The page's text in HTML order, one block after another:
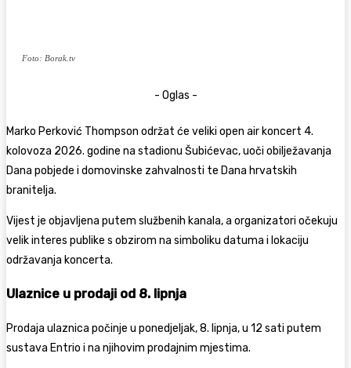
Foto: Borak.tv
- Oglas -
Marko Perković Thompson održat će veliki open air koncert 4.
kolovoza 2026. godine na stadionu Šubićevac, uoči obilježavanja
Dana pobjede i domovinske zahvalnosti te Dana hrvatskih
branitelja.
Vijest je objavljena putem službenih kanala, a organizatori očekuju
velik interes publike s obzirom na simboliku datuma i lokaciju
održavanja koncerta.
Ulaznice u prodaji od 8. lipnja
Prodaja ulaznica počinje u ponedjeljak, 8. lipnja, u 12 sati putem
sustava Entrio i na njihovim prodajnim mjestima.